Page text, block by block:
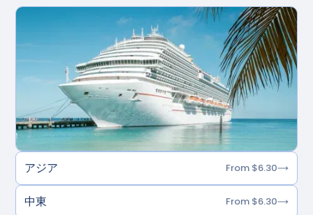
アジア From $6.30
中東 From $6.30